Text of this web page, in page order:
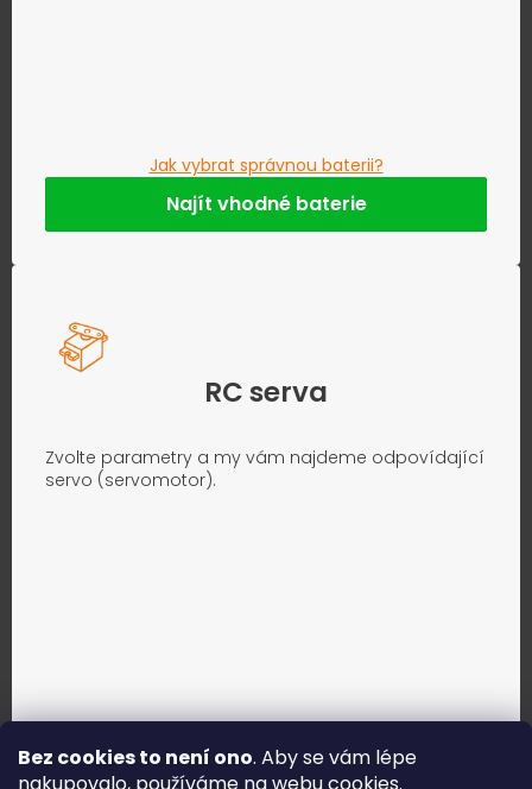
Bez cookies to není ono. Aby se vám lépe
Jak vybrat správnou baterii?
Najít vhodné baterie
RC serva
Zvolte parametry a my vám najdeme odpovídající
servo (servomotor).